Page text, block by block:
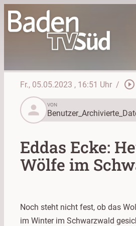
Fr., 05.05.2023 , 16:51 Uhr / play_circle_outline
person
VON
Eddas Ecke:
Wölfe im
Noch steht nicht fest, ob das
im Winter im Schwarzwald